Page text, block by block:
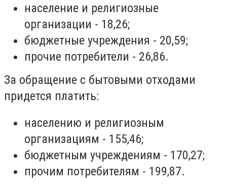
население и религиозные
организации - 18,26;
бюджетные учреждения - 20,59;
прочие потребители - 26,86.
За обращение с бытовыми отходами
придется платить:
населению и религиозным
организациям - 155,46;
бюджетным учреждениям - 170,27;
прочим потребителям - 199,87.